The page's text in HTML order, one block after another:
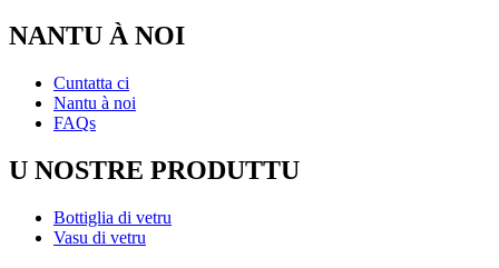
NANTU À NOI
Cuntatta ci
Nantu à noi
FAQs
U NOSTRE PRODUTTU
Bottiglia di vetru
Vasu di vetru